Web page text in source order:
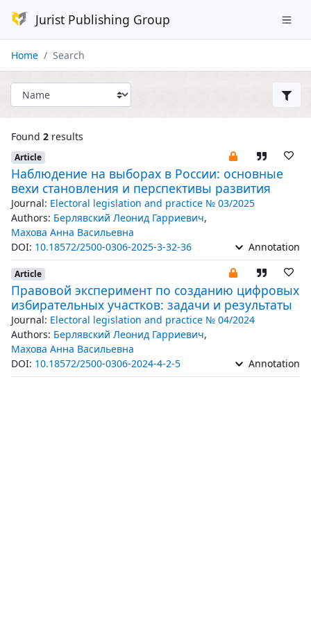
Jurist Publishing Group
Home Search
Found 2 results
Article
Наблюдение на выборах в России: основные
вехи становления и перспективы развития
Journal: Electoral legislation and practice № 03/2025
Authors: Берлявский Леонид Гарриевич,
Махова Анна Васильевна
DOI: 10.18572/2500-0306-2025-3-32-36 Annotation
Article
Правовой эксперимент по созданию цифровых
избирательных участков: задачи и результаты
Journal: Electoral legislation and practice № 04/2024
Authors: Берлявский Леонид Гарриевич,
Махова Анна Васильевна
DOI: 10.18572/2500-0306-2024-4-2-5 Annotation